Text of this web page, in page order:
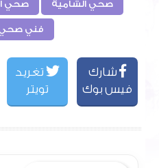
صحي الشامية
صحي
فني صحي
شارك
فيس بوك
تغريد
تويتر